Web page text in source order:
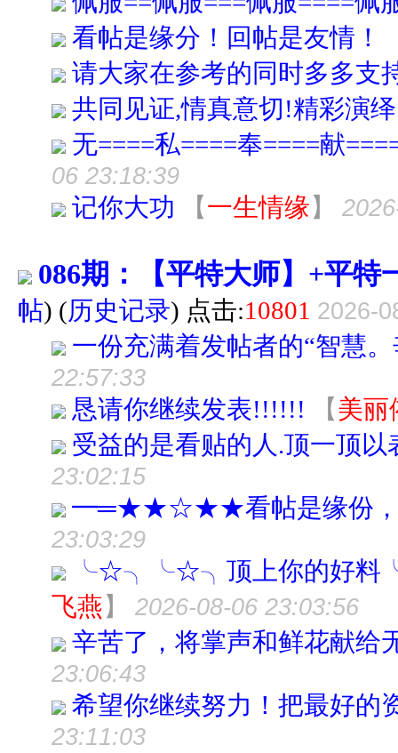
看帖是缘分！回帖是友情！
请大家在参考的同时多多支
共同见证,情真意切!精彩演绎
无====私====奉====献
06 23:18:39
记你大功 【一生情缘】
086期：【平特大师】+平
帖) (历史记录) 点击:10801 2026-
一份充满着发帖者的“智慧
22:57:33
恳请你继续发表!!!!!! 【美丽
受益的是看贴的人.顶一顶
23:02:15
━═★★☆★★看帖是缘份，
23:03:29
╰☆╮╰☆╮顶上你的好
飞燕】 2026-08-06 23:03:56
辛苦了，将掌声和鲜花献给
23:06:43
希望你继续努力！把最好的
23:11:03